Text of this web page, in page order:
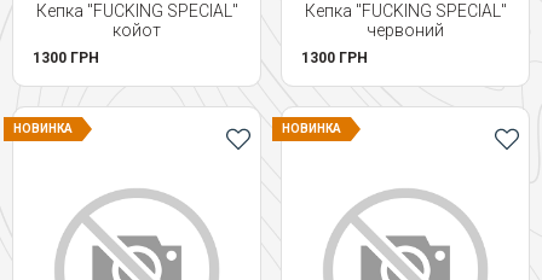
Кепка "FUCKING SPECIAL"
койот
1300 ГРН
Кепка "FUCKING SPECIAL"
червоний
1300 ГРН
НОВИНКА НОВИНКА